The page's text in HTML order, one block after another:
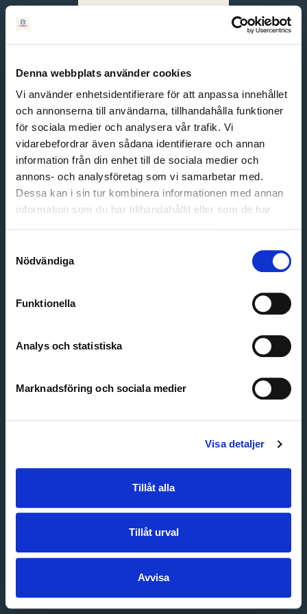
Denna webbplats använder cookies
Vi använder enhetsidentifierare för att anpassa innehållet
och annonserna till användarna, tillhandahålla funktioner
för sociala medier och analysera vår trafik. Vi
vidarebefordrar även sådana identifierare och annan
information från din enhet till de sociala medier och
annons- och analysföretag som vi samarbetar med.
Dessa kan i sin tur kombinera informationen med annan
information som du har tillhandahållit eller som de har
Nödvändiga
Funktionella
Analys och statistiska
Marknadsföring och sociala medier
Visa detaljer
Tillåt alla
Tillåt urval
Avvisa
English
Svenska
Email address
Customer service